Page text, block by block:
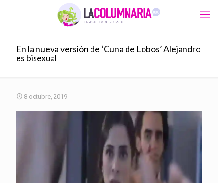
En la nueva versión de ‘Cuna de Lobos’ Alejandro
es bisexual
8 octubre, 2019